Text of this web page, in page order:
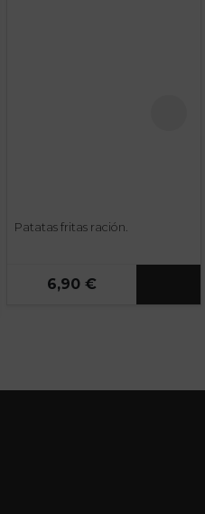
Patatas fritas ración.
6,90 €